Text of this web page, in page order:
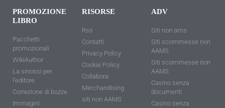
PROMOZIONE
LIBRO
Pacchetti
promozionali
WikiAuthor
La sinossi per
l'editore
Correzione di bozze
Immagini
RISORSE
Rss
Contatti
Privacy Policy
Cookie Policy
Collabora
Merchandising
siti non AAMS
ADV
Siti non ams
Siti scommesse non
AAMS
Siti scommesse non
AAMS
Casino senza
documenti
Casino senza